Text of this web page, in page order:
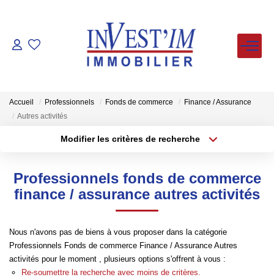
ACHETER
LOUER
VENDUS
ESTIMER
FAIRE GERER
NOS AGENCES
Les Agences
Accueil Professionnels Fonds de commerce
Finance / Assurance
Autres activités
Modifier les critères de recherche
Sélectionnez...
Type de bien
Surface min
Créer une alerte
Professionnels fonds de commerce
finance / assurance autres activités
Nous n'avons pas de biens à vous proposer dans la catégorie
Professionnels Fonds de commerce Finance / Assurance Autres
activités pour le moment , plusieurs options s'offrent à vous :
Re-soumettre la recherche avec moins de critères.